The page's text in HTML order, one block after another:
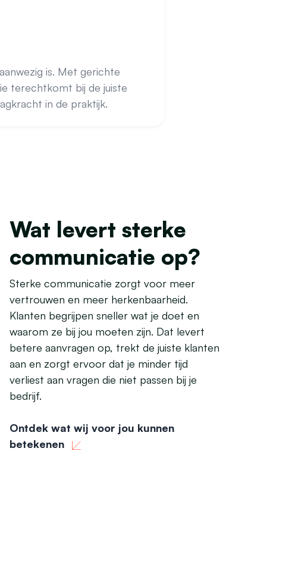
is. Met gerichte
terechtkomt bij de juiste
in de praktijk.
Wat levert sterke
communicatie op?
Sterke communicatie zorgt voor meer
vertrouwen en meer herkenbaarheid.
Klanten begrijpen sneller wat je doet en
waarom ze bij jou moeten zijn. Dat levert
betere aanvragen op, trekt de juiste klanten
aan en zorgt ervoor dat je minder tijd
verliest aan vragen die niet passen bij je
bedrijf.
Ontdek wat wij voor jou kunnen
betekenen